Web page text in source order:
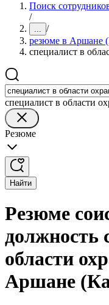
Поиск
/
... /
резюме в Аршане
специалист в
специалист в области
Резюме
Найти
Резюме
должность
области
Аршане